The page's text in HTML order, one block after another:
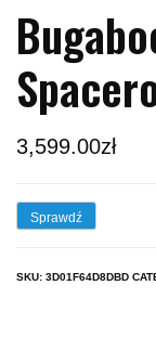
3,599.00zł
Sprawdź
SKU: 3D01F64D8DBD